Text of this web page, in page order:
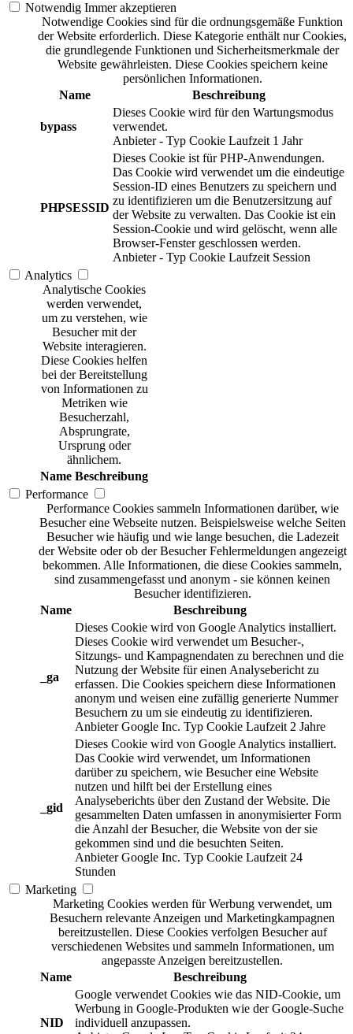
Notwendig Immer akzeptieren
Notwendige Cookies sind für die ordnungsgemäße Funktion
der Website erforderlich. Diese Kategorie enthält nur Cookies,
die grundlegende Funktionen und Sicherheitsmerkmale der
Website gewährleisten. Diese Cookies speichern keine
persönlichen Informationen.
Name
Beschreibung
bypass
Dieses Cookie wird für den Wartungsmodus
verwendet.
Anbieter - Typ Cookie Laufzeit 1 Jahr
PHPSESSID
Dieses Cookie ist für PHP-Anwendungen.
Das Cookie wird verwendet um die eindeutige
Session-ID eines Benutzers zu speichern und
zu identifizieren um die Benutzersitzung auf
der Website zu verwalten. Das Cookie ist ein
Session-Cookie und wird gelöscht, wenn alle
Browser-Fenster geschlossen werden.
Anbieter - Typ Cookie Laufzeit Session
Analytics
Analytische Cookies
werden verwendet,
um zu verstehen, wie
Besucher mit der
Website interagieren.
Diese Cookies helfen
bei der Bereitstellung
von Informationen zu
Metriken wie
Besucherzahl,
Absprungrate,
Ursprung oder
ähnlichem.
Name Beschreibung
Performance
Performance Cookies sammeln Informationen darüber, wie
Besucher eine Webseite nutzen. Beispielsweise welche Seiten
Besucher wie häufig und wie lange besuchen, die Ladezeit
der Website oder ob der Besucher Fehlermeldungen angezeigt
bekommen. Alle Informationen, die diese Cookies sammeln,
sind zusammengefasst und anonym - sie können keinen
Besucher identifizieren.
Name
Beschreibung
_ga
Dieses Cookie wird von Google Analytics installiert.
Dieses Cookie wird verwendet um Besucher-,
Sitzungs- und Kampagnendaten zu berechnen und die
Nutzung der Website für einen Analysebericht zu
erfassen. Die Cookies speichern diese Informationen
anonym und weisen eine zufällig generierte Nummer
Besuchern zu um sie eindeutig zu identifizieren.
Anbieter Google Inc. Typ Cookie Laufzeit 2 Jahre
_gid
Dieses Cookie wird von Google Analytics installiert.
Das Cookie wird verwendet, um Informationen
darüber zu speichern, wie Besucher eine Website
nutzen und hilft bei der Erstellung eines
Analyseberichts über den Zustand der Website. Die
gesammelten Daten umfassen in anonymisierter Form
die Anzahl der Besucher, die Website von der sie
gekommen sind und die besuchten Seiten.
Anbieter Google Inc. Typ Cookie Laufzeit 24
Stunden
Marketing
Marketing Cookies werden für Werbung verwendet, um
Besuchern relevante Anzeigen und Marketingkampagnen
bereitzustellen. Diese Cookies verfolgen Besucher auf
verschiedenen Websites und sammeln Informationen, um
angepasste Anzeigen bereitzustellen.
Name
Beschreibung
NID
Google verwendet Cookies wie das NID-Cookie, um
Werbung in Google-Produkten wie der Google-Suche
individuell anzupassen.